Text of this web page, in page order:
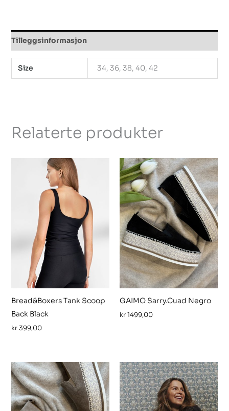
Tilleggsinformasjon
Size 34, 36, 38, 40, 42
Relaterte produkter
Bread&Boxers Tank Scoop
Back Black
kr399,00
GAIMO Sarry.Cuad Negro
kr1499,00